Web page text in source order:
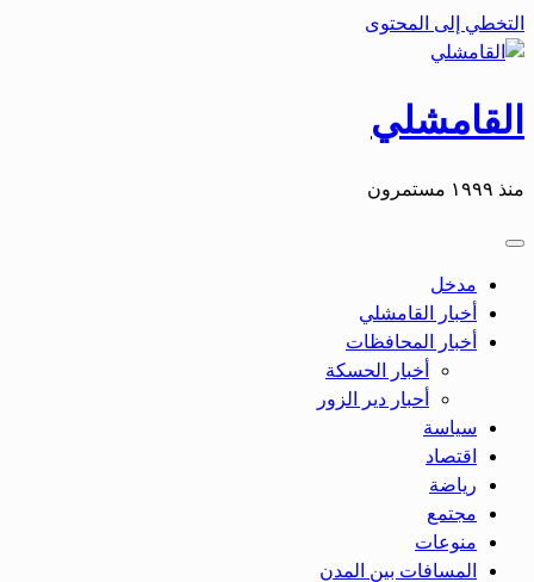
التخطي إلى المحتوى
القامشلي
منذ ١٩٩٩ مستمرون
مدخل
أخبار القامشلي
أخبار المحافظات
أخبار الحسكة
أحبار دير الزور
سياسة
اقتصاد
رياضة
مجتمع
منوعات
المسافات بين المدن